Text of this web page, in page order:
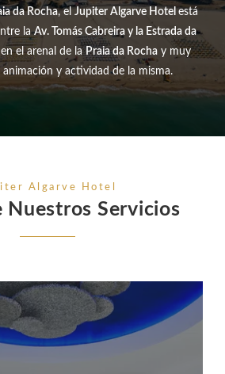
da Rocha, elJupiter Algarve Hotelestá
laAv. Tomás Cabreira y la Estrada da
el arenal de laPraia da Rocha y muy
y actividad de la misma.
Algarve Hotel
Nuestros Servicios